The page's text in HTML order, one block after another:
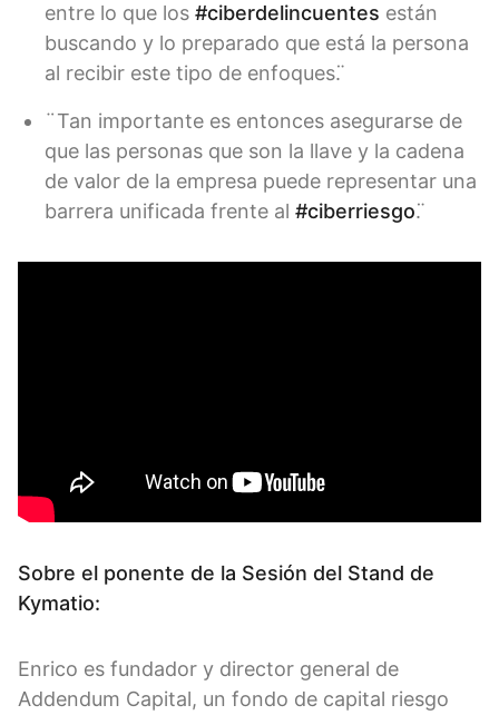
entre lo que los #ciberdelincuentes están
buscando y lo preparado que está la persona
al recibir este tipo de enfoques. ̈
¨Tan importante es entonces asegurarse de
que las personas que son la llave y la cadena
de valor de la empresa puede representar una
barrera unificada frente al #ciberriesgo. ̈
Sobre el ponente de la Sesión del Stand de
Kymatio:
Enrico es fundador y director general de
Addendum Capital, un fondo de capital riesgo